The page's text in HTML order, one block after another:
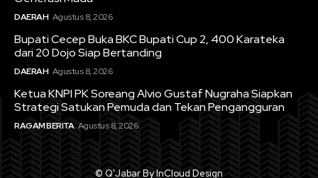
DAERAH Agustus 8, 2026
Bupati Cecep Buka BKC Bupati Cup 2, 400 Karateka
dari 20 Dojo Siap Bertanding
DAERAH Agustus 8, 2026
Ketua KNPI PK Soreang Alvio Gustaf Nugraha Siapkan
Strategi Satukan Pemuda dan Tekan Pengangguran
RAGAM BERITA Agustus 8, 2026
© Q'Jabar By InCloud Design